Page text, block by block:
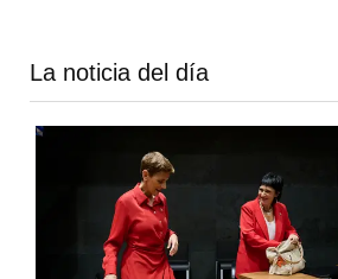
La noticia del día